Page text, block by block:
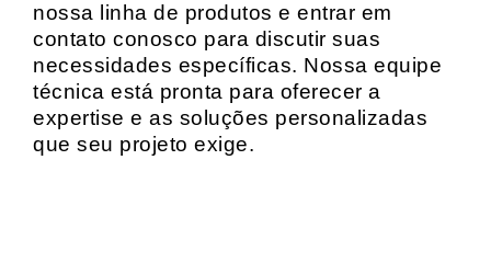
nossa linha de produtos e entrar em
contato conosco para discutir suas
necessidades específicas. Nossa equipe
técnica está pronta para oferecer a
expertise e as soluções personalizadas
que seu projeto exige.